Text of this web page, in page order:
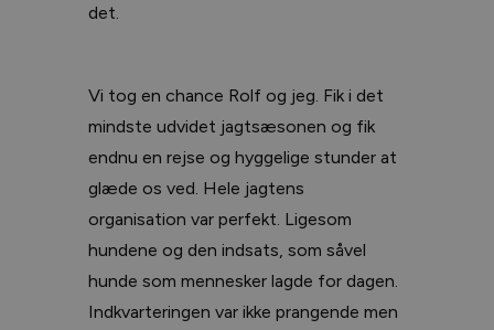
det.
Vi tog en chance Rolf og jeg. Fik i det
mindste udvidet jagtsæsonen og fik
endnu en rejse og hyggelige stunder at
glæde os ved. Hele jagtens
organisation var perfekt. Ligesom
hundene og den indsats, som såvel
hunde som mennesker lagde for dagen.
Indkvarteringen var ikke prangende men